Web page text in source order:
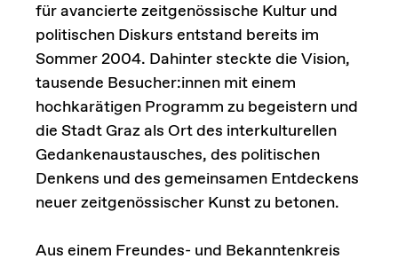
für avancierte zeitgenössische Kultur und
politischen Diskurs entstand bereits im
Sommer 2004. Dahinter steckte die Vision,
tausende Besucher:innen mit einem
hochkarätigen Programm zu begeistern und
die Stadt Graz als Ort des interkulturellen
Gedankenaustausches, des politischen
Denkens und des gemeinsamen Entdeckens
neuer zeitgenössischer Kunst zu betonen.
Aus einem Freundes- und Bekanntenkreis